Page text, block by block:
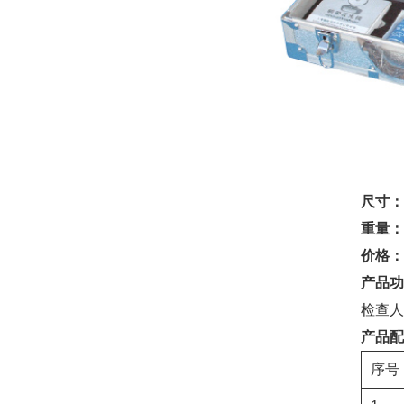
尺寸
重量
价格
产品
检查
产品
序号